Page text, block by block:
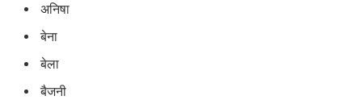
अनिषा
बेना
बेला
बैजनी